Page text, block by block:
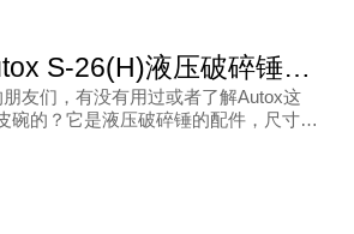
求问Autox S-26(H)液压破碎锤皮碗的使用或购买经验！
友们，有没有用过或者了解Autox这
碗的？它是液压破碎锤的配件，尺寸大
韩国产的（包装上写着MADE IN KOR